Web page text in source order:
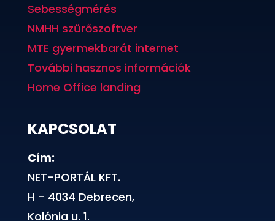
Sebességmérés
NMHH szűrőszoftver
MTE gyermekbarát internet
További hasznos információk
Home Office landing
KAPCSOLAT
Cím:
NET-PORTÁL KFT.
H - 4034 Debrecen,
Kolónia u. 1.